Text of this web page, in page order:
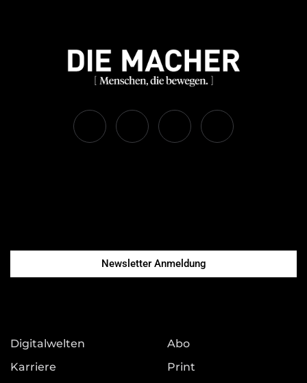
Newsletter Anmeldung
Digitalwelten
Karriere
Abo
Print